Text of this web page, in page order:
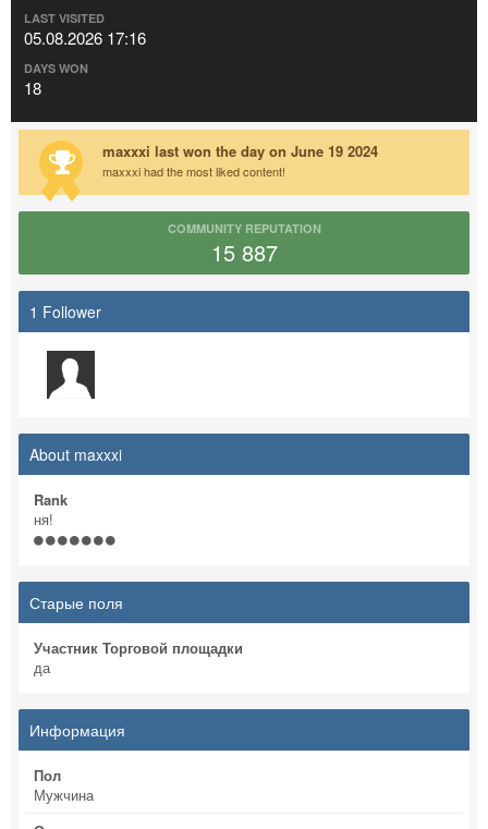
LAST VISITED
05.08.2026 17:16
DAYS WON
18
maxxxi last won the day on June 19 2024
maxxxi had the most liked content!
COMMUNITY REPUTATION
15 887
1 Follower
About maxxxi
Rank
ня!
Старые поля
Участник Торговой площадки
да
Информация
Пол
Мужчина